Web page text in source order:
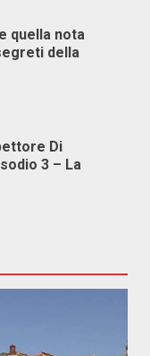
quella nota
della
Di
3 – La